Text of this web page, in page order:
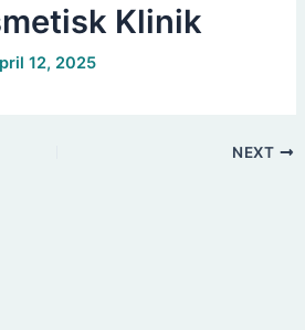
Klinik
12, 2025
NEXT